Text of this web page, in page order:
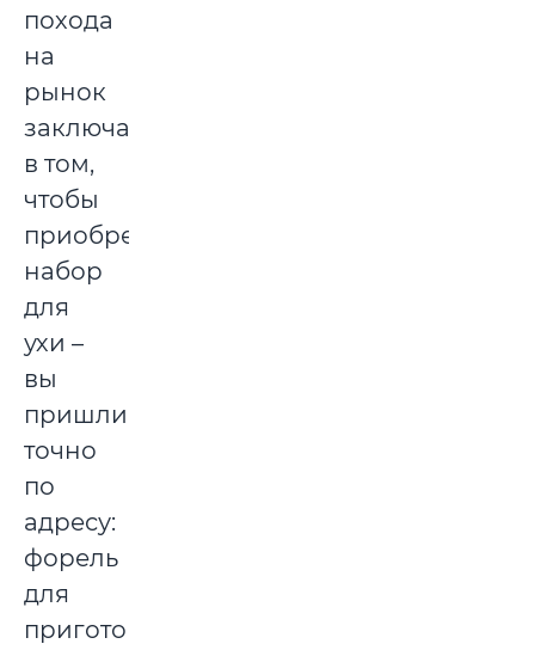
похода
на
рынок
заключалась
в том,
чтобы
приобрести
набор
для
ухи –
вы
пришли
точно
по
адресу:
форель
для
приготовления